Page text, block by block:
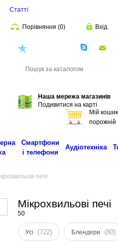
Статті
Порівняння (0) Вхід
Наша мережа магазинів
Подивитися на карті
Мій кошик
порожній
Смартфони
і телефони
Аудіотехніка
печі
Мікрохвильові печі
50
Усі (722) Блендери (80)